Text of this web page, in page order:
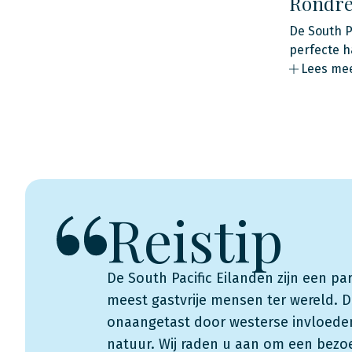
De South
perfecte
Lees
Reistip
De South Pacific Eilanden zijn een
meest gastvrije mensen ter wereld.
onaangetast door westerse
natuur. Wij raden u aan om een